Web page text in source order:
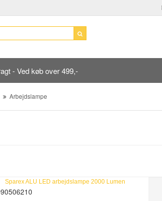
- Ved køb over 499,-
Arbejdslampe
Sparex ALU LED arbejdslampe 2000 Lumen